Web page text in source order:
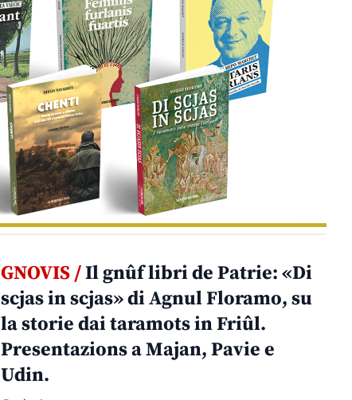
GNOVIS /Il gnûf libri de Patrie: «Di
scjas in scjas» di Agnul Floramo, su
la storie dai taramots in Friûl.
Presentazions a Majan, Pavie e
Udin.